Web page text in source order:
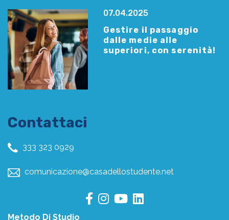
07.04.2025
Gestire il passaggio
dalle medie alle
superiori, con serenità!
Contattaci
333 323 0929
comunicazione@casadellostudente.net
Metodo Di Studio